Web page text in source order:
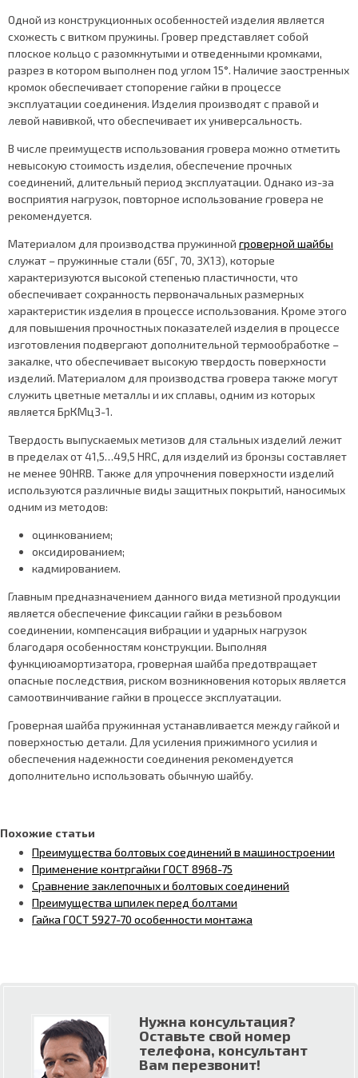
Одной из конструкционных особенностей изделия является
схожесть с витком пружины. Гровер представляет собой
плоское кольцо с разомкнутыми и отведенными кромками,
разрез в котором выполнен под углом 15°. Наличие заостренных
кромок обеспечивает стопорение гайки в процессе
эксплуатации соединения. Изделия производят с правой и
левой навивкой, что обеспечивает их универсальность.
В числе преимуществ использования гровера можно отметить
невысокую стоимость изделия, обеспечение прочных
соединений, длительный период эксплуатации. Однако из-за
восприятия нагрузок, повторное использование гровера не
рекомендуется.
Материалом для производства пружинной гроверной шайбы
служат – пружинные стали (65Г, 70, 3Х13), которые
характеризуются высокой степенью пластичности, что
обеспечивает сохранность первоначальных размерных
характеристик изделия в процессе использования. Кроме этого
для повышения прочностных показателей изделия в процессе
изготовления подвергают дополнительной термообработке –
закалке, что обеспечивает высокую твердость поверхности
изделий. Материалом для производства гровера также могут
служить цветные металлы и их сплавы, одним из которых
является БрКМц3-1.
Твердость выпускаемых метизов для стальных изделий лежит
в пределах от 41,5…49,5 HRC, для изделий из бронзы составляет
не менее 90HRB. Также для упрочнения поверхности изделий
используются различные виды защитных покрытий, наносимых
одним из методов:
оцинкованием;
оксидированием;
кадмированием.
Главным предназначением данного вида метизной продукции
является обеспечение фиксации гайки в резьбовом
соединении, компенсация вибрации и ударных нагрузок
благодаря особенностям конструкции. Выполняя
функциюамортизатора, гроверная шайба предотвращает
опасные последствия, риском возникновения которых является
самоотвинчивание гайки в процессе эксплуатации.
Гроверная шайба пружинная устанавливается между гайкой и
поверхностью детали. Для усиления прижимного усилия и
обеспечения надежности соединения рекомендуется
дополнительно использовать обычную шайбу.
Похожие статьи
Преимущества болтовых соединений в машиностроении
Применение контргайки ГОСТ 8968-75
Сравнение заклепочных и болтовых соединений
Преимущества шпилек перед болтами
Гайка ГОСТ 5927-70 особенности монтажа
Нужна консультация?
Оставьте свой номер
телефона, консультант
Вам перезвонит!